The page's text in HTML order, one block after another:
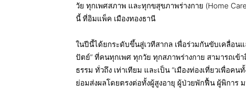
วัย ทุกเพศสภาพ และทุกขสุขภาพร่างกาย (Home
นี้ ที่อิมแพ็ค เมืองทองธานี
ในปีนี้ได้ยกระดับขึ้นสู่เวทีสากล เพื่อร่วมกันขับเคลื่อน
ปัตย์” ที่คนทุกเพศ ทุกวัย ทุกสภาพร่างกาย สามารถเ
ธรรม ทั่วถึง เท่าเทียม และเป็น “เมืองท่องเที่ยวเพื่อค
ย่อมส่งผลโดยตรงต่อทั้งผู้สูงอายุ ผู้ป่วยพักฟื้น ผู้พิกา